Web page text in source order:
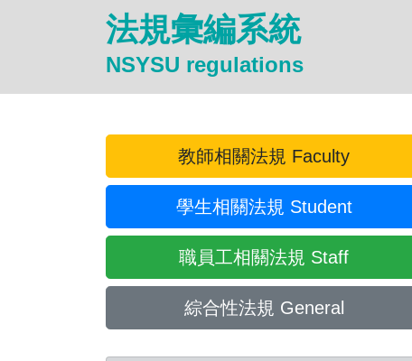
法規彙編系統
NSYSU regulations
教師相關法規 Faculty
學生相關法規 Student
職員工相關法規 Staff
綜合性法規 General